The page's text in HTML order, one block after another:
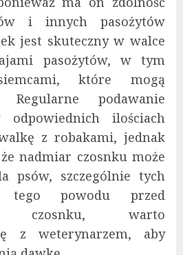
i innych pasożytów
jest skuteczny w walce
pasożytów, w tym
które mogą
podawanie
ilościach
z robakami, jednak
nadmiar czosnku może
psów, szczególnie tych
tego powodu przed
czosnku, warto
z weterynarzem, aby